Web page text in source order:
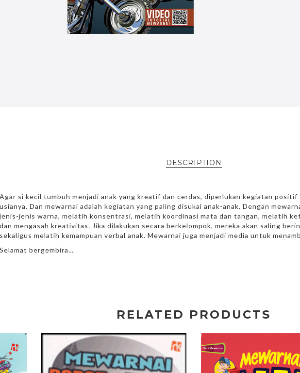
DESCRIPTION
Agar si kecil tumbuh menjadi anak yang kreatif dan cerdas, diperlukan kegiatan positif
usianya. Dan mewarnai adalah kegiatan yang paling disukai anak-anak. Dengan
jenis-jenis warna, melatih konsentrasi, melatih koordinasi mata dan tangan, melatih
dan mengasah kreativitas. Jika dilakukan secara berkelompok, mereka akan saling
sekaligus melatih kemampuan verbal anak. Mewarnai juga menjadi media untuk
Selamat bergembira…
RELATED PRODUCTS